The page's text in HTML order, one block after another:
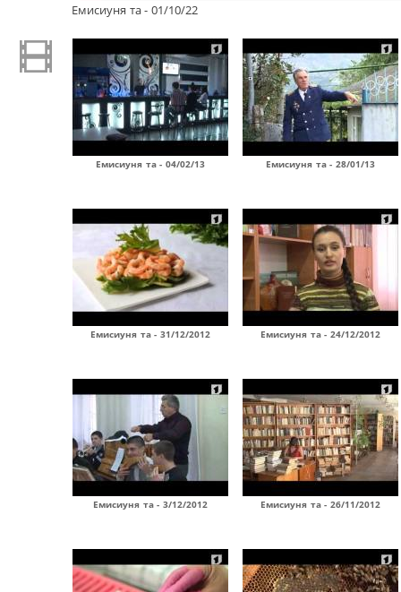
Емисиуня та - 01/10/22
Емисиуня та - 04/02/13 Емисиуня та - 28/01/13
Емисиуня та - 31/12/2012 Емисиуня та - 24/12/2012
Емисиуня та - 3/12/2012 Емисиуня та - 26/11/2012